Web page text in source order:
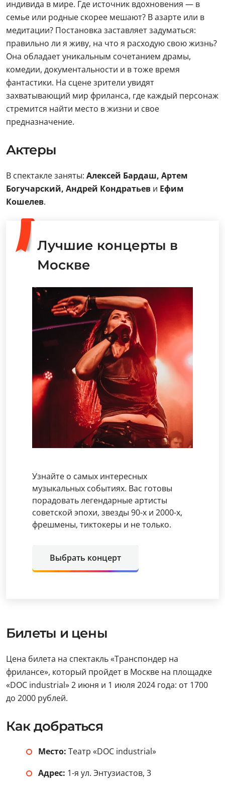
индивида в мире. Где источник вдохновения — в
семье или родные скорее мешают? В азарте или в
медитации? Постановка заставляет задуматься:
правильно ли я живу, на что я расходую свою жизнь?
Она обладает уникальным сочетанием драмы,
комедии, документальности и в тоже время
фантастики. На сцене зрители увидят
захватывающий мир фриланса, где каждый персонаж
стремится найти место в жизни и свое
предназначение.
Актеры
В спектакле заняты: Алексей Бардаш, Артем
Богучарский, Андрей Кондратьев и Ефим
Кошелев.
Лучшие концерты в
Москве
Узнайте о самых интересных
музыкальных событиях. Вас готовы
порадовать легендарные артисты
советской эпохи, звезды 90-х и 2000-х,
фрешмены, тиктокеры и не только.
Выбрать концерт
Билеты и цены
Цена билета на спектакль «Транспондер на
фрилансе», который пройдет в Москве на площадке
«DOC industrial» 2 июня и 1 июля 2024 года: от 1700
до 2000 рублей.
Как добраться
Место: Театр «DOC industrial»
Адрес: 1-я ул. Энтузиастов, 3